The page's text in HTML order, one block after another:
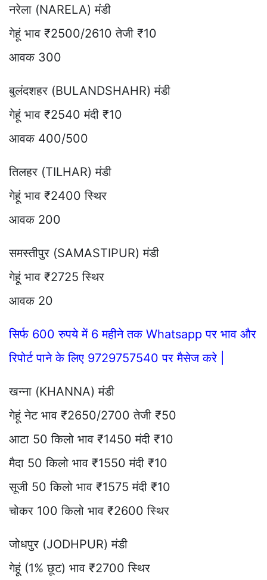
नरेला (NARELA) मंडी
गेहूं भाव ₹2500/2610 तेजी ₹10
आवक 300
बुलंदशहर (BULANDSHAHR) मंडी
गेहूं भाव ₹2540 मंदी ₹10
आवक 400/500
तिलहर (TILHAR) मंडी
गेहूं भाव ₹2400 स्थिर
आवक 200
समस्तीपुर (SAMASTIPUR) मंडी
गेहूं भाव ₹2725 स्थिर
आवक 20
सिर्फ 600 रुपये में 6 महीने तक Whatsapp पर भाव और
रिपोर्ट पाने के लिए 9729757540 पर मैसेज करे |
खन्ना (KHANNA) मंडी
गेहूं नेट भाव ₹2650/2700 तेजी ₹50
आटा 50 किलो भाव ₹1450 मंदी ₹10
मैदा 50 किलो भाव ₹1550 मंदी ₹10
सूजी 50 किलो भाव ₹1575 मंदी ₹10
चोकर 100 किलो भाव ₹2600 स्थिर
जोधपुर (JODHPUR) मंडी
गेहूं (1% छूट) भाव ₹2700 स्थिर